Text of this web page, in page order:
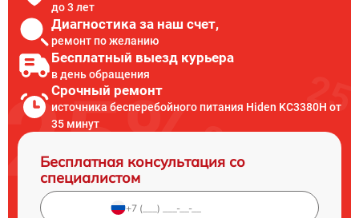
до 3 лет
Диагностика за наш счет,
ремонт по желанию
Бесплатный выезд курьера
в день обращения
Срочный ремонт
источника бесперебойного питания Hiden KC3380H от
35 минут
Бесплатная консультация со
специалистом